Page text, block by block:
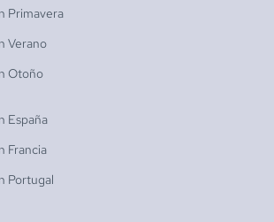
Primavera
Verano
Otoño
España
Francia
Portugal